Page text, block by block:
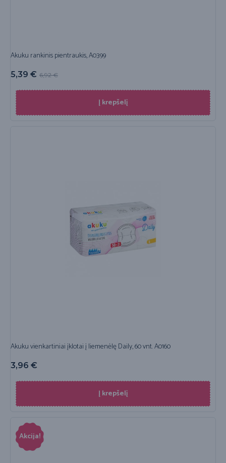
Akuku rankinis pientraukis, A0399
6,92€
5,39 €
Į krepšelį
Akuku vienkartiniai įklotai į liemenėlę Daily, 60 vnt. A0160
3,96 €
Į krepšelį
Akcija!